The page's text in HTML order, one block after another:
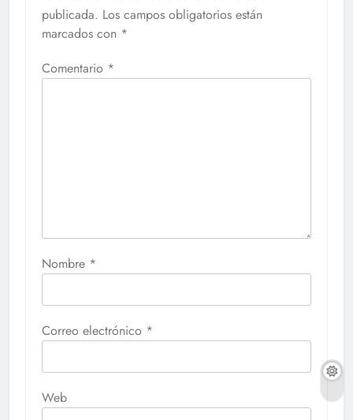
publicada. Los campos obligatorios están
marcados con *
Comentario *
Nombre *
Correo electrónico *
Web